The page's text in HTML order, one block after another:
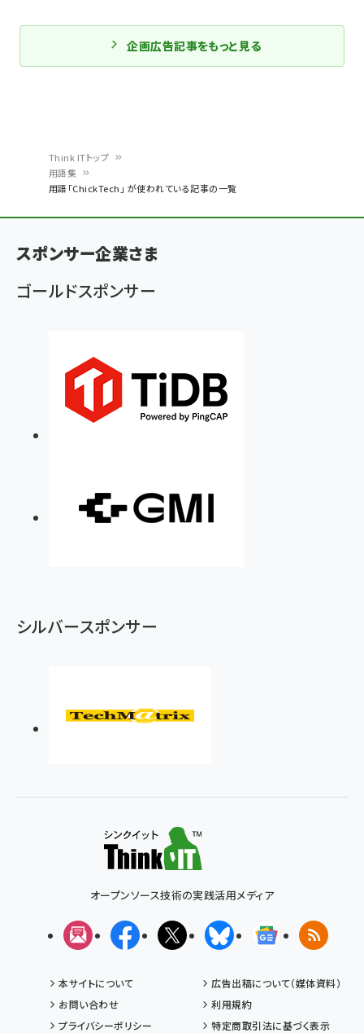
ン
く
ず
Think ITトップ
用語集
用語「ChickTech」 が使われている記事の一覧
企画広告記事をもっと見る
スポンサー企業さま
ゴールドスポンサー
シルバースポンサー
オープンソース技術の実践活用メディア
メルマガFacebookX(エックス)BlueskyGoogleニュ
RSS
本サイトについて
広告出稿について（媒体資料）
お問い合わせ
利用規約
プライバシーポリシー
特定商取引法に基づく表示